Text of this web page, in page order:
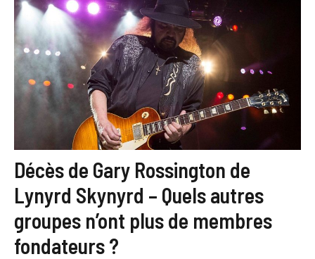
Décès de Gary Rossington de
Lynyrd Skynyrd – Quels autres
groupes n’ont plus de membres
fondateurs ?